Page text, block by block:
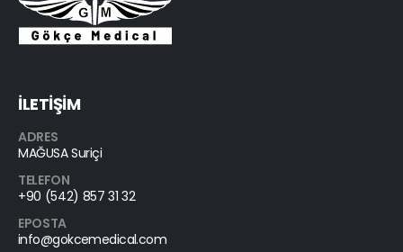
İLETİŞİM
ADRES
MAĞUSA Suriçi
TELEFON
+90 (542) 857 31 32
EPOSTA
info@gokcemedical.com